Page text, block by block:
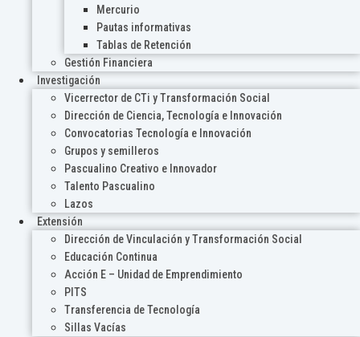
Mercurio
Pautas informativas
Tablas de Retención
Gestión Financiera
Investigación
Vicerrector de CTi y Transformación Social
Dirección de Ciencia, Tecnología e Innovación
Convocatorias Tecnología e Innovación
Grupos y semilleros
Pascualino Creativo e Innovador
Talento Pascualino
Lazos
Extensión
Dirección de Vinculación y Transformación Social
Educación Continua
Acción E – Unidad de Emprendimiento
PITS
Transferencia de Tecnología
Sillas Vacías